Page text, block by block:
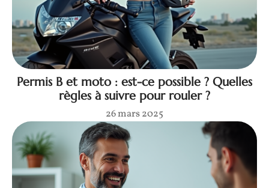
Permis B et moto : est-ce possible ? Quelles
règles à suivre pour rouler ?
26 mars 2025